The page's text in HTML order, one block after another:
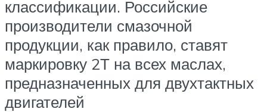
классификации. Российские
производители смазочной
продукции, как правило, ставят
маркировку 2Т на всех маслах,
предназначенных для двухтактных
двигателей